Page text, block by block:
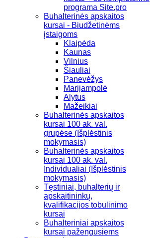
programa Site.pro
Buhalterinės apskaitos
kursai - Biudžetinėms
įstaigoms
Klaipėda
Kaunas
Vilnius
Šiauliai
Panevėžys
Marijampolė
Alytus
Mažeikiai
Buhalterinės apskaitos
kursai 100 ak. val.
grupėse (Išplėstinis
mokymasis)
Buhalterinės apskaitos
kursai 100 ak. val.
Individualiai (Išplėstinis
mokymasis)
Tęstiniai, buhalterių ir
apskaitininkų,
kvalifikacijos tobulinimo
kursai
Buhalteriniai apskaitos
kursai pažengusiems